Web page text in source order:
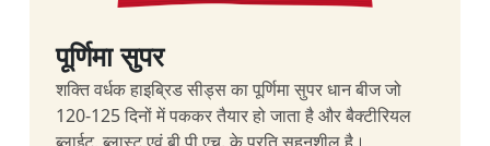
पूर्णिमा सुपर
शक्ति वर्धक हाइब्रिड सीड्स का पूर्णिमा सुपर धान बीज जो
120-125 दिनों में पककर तैयार हो जाता है और बैक्टीरियल